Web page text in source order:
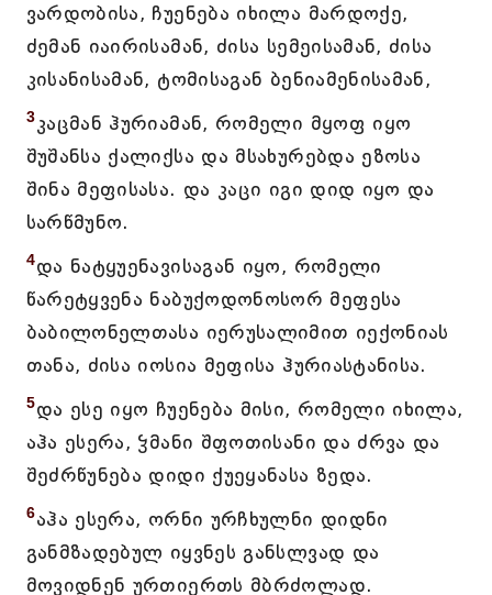
ვარდობისა, ჩუენება იხილა მარდოქე,
ძემან იაირისამან, ძისა სემეისამან, ძისა
კისანისამან, ტომისაგან ბენიამენისამან,
3კაცმან ჰურიამან, რომელი მყოფ იყო
შუშანსა ქალიქსა და მსახურებდა ეზოსა
შინა მეფისასა. და კაცი იგი დიდ იყო და
სარწმუნო.
4და ნატყუენავისაგან იყო, რომელი
წარეტყვენა ნაბუქოდონოსორ მეფესა
ბაბილონელთასა იერუსალიმით იექონიას
თანა, ძისა იოსია მეფისა ჰურიასტანისა.
5და ესე იყო ჩუენება მისი, რომელი იხილა,
აჰა ესერა, ჴმანი შფოთისანი და ძრვა და
შეძრწუნება დიდი ქუეყანასა ზედა.
6აჰა ესერა, ორნი ურჩხულნი დიდნი
განმზადებულ იყვნეს განსლვად და
მოვიდნენ ურთიერთს მბრძოლად.